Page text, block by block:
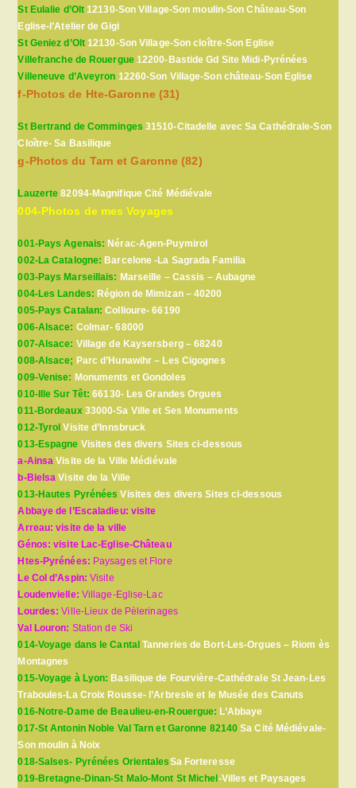
St Eulalie d’Olt 12130-Son Village-Son moulin-Son Château-Son
Eglise-l’Atelier de Gigi
St Geniez d’Olt12130-Son Village-Son cloître-Son Eglise
Villefranche de Rouergue12200-Bastide Gd Site Midi-Pyrénées
Villeneuve d’Aveyron 12260-Son Village-Son château-Son Eglise
f-Photos de Hte-Garonne (31)
St Bertrand de Comminges 31510-Citadelle avec Sa Cathédrale-Son
Cloître- Sa Basilique
g-Photos du Tarn et Garonne (82)
Lauzerte 82094-Magnifique Cité Médiévale
004-Photos de mes Voyages
001-Pays Agenais: Nérac-Agen-Puymirol
002-La Catalogne:Barcelone -La Sagrada Familia
003-Pays Marseillais: Marseille – Cassis – Aubagne
004-Les Landes:Région de Mimizan – 40200
005-Pays Catalan:Collioure- 66190
006-Alsace: Colmar- 68000
007-Alsace: Village de Kaysersberg – 68240
008-Alsace; Parc d’Hunawihr – Les Cigognes
009-Venise: Monuments et Gondoles
010-Ille Sur Têt:66130- Les Grandes Orgues
011-Bordeaux33000-Sa Ville et Ses Monuments
012-Tyrol Visite d’Innsbruck
013-Espagne Visites des divers Sites ci-dessous
a-Ainsa Visite de la Ville Médiévale
b-Bielsa Visite de la Ville
013-Hautes Pyrénées Visites des divers Sites ci-dessous
Abbaye de l’Escaladieu: visite
Arreau: visite de la ville
Génos: visite Lac-Eglise-Château
Htes-Pyrénées: Paysages et Flore
Le Col d’Aspin:Visite
Loudenvielle: Village-Eglise-Lac
Lourdes:Ville-Lieux de Pèlerinages
Val Louron: Station de Ski
014-Voyage dans le CantalTanneries de Bort-Les-Orgues – Riom ès
Montagnes
015-Voyage à Lyon: Basilique de Fourvière-Cathédrale St Jean-Les
Traboules-La Croix Rousse- l’Arbresle et le Musée des Canuts
016-Notre-Dame de Beaulieu-en-Rouergue:L’Abbaye
017-St Antonin Noble Val Tarn et Garonne 82140 Sa Cité Médiévale-
Son moulin à Noix
018-Salses- Pyrénées OrientalesSa Forteresse
019-Bretagne-Dinan-St Malo-Mont St Michel-Villes et Paysages